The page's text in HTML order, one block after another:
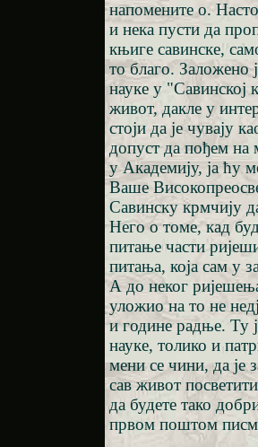
напомените о.
и нека пусти да
књиге савинске,
то благо. Заложено
науке у "Савинској
живот, дакле у
стоји да је чувају
допуст да пођем на
у Академију, ја ћу
Ваше
Савинску крмчију
Него о томе, кад
питање части
питања, која сам у
А до неког
уложио на то не
и године радње. Ту
науке, толико и
мени се чини, да је
сав живот
да будете тако
првом поштом